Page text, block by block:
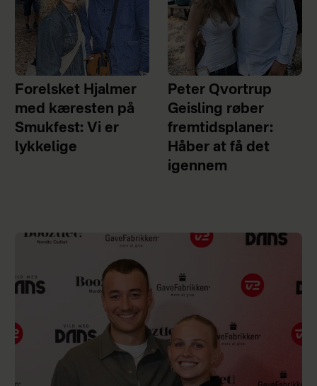
Forelsket Hjalmer
med kæresten på
Smukfest: Vi er
lykkelige
Peter Qvortrup
Geisling røber
fremtidsplaner:
Håber at få det
igennem